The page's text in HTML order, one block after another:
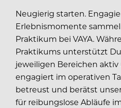
Neugierig starten.
Erlebnismomente
Praktikum bei VAYA.
Praktikums unterstützt
jeweiligen Bereichen
engagiert im operativen
betreust und berätst
für reibungslose Abläufe